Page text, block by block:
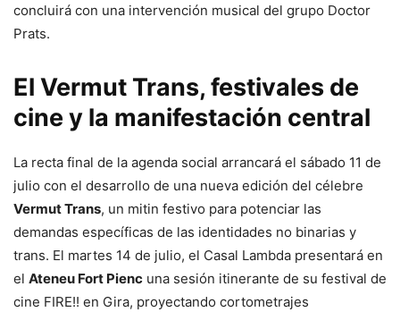
concluirá con una intervención musical del grupo Doctor
Prats.
El Vermut Trans, festivales de
cine y la manifestación central
La recta final de la agenda social arrancará el sábado 11 de
julio con el desarrollo de una nueva edición del célebre
Vermut Trans, un mitin festivo para potenciar las
demandas específicas de las identidades no binarias y
trans. El martes 14 de julio, el Casal Lambda presentará en
el Ateneu Fort Pienc una sesión itinerante de su festival de
cine FIRE!! en Gira, proyectando cortometrajes